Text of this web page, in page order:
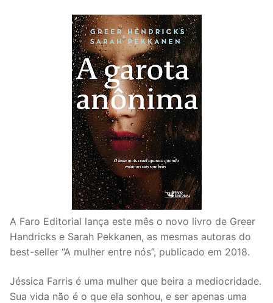
A Faro Editorial lança este mês o novo livro de Greer
Handricks e Sarah Pekkanen, as mesmas autoras do
best-seller “A mulher entre nós”, publicado em 2018.
Jéssica Farris é uma mulher que beira a mediocridade.
Sua vida não é o que ela sonhou, e ser apenas uma